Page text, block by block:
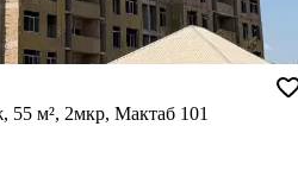
55 м², 2мкр, Мактаб 101